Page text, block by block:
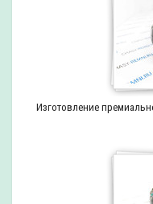
Изготовление